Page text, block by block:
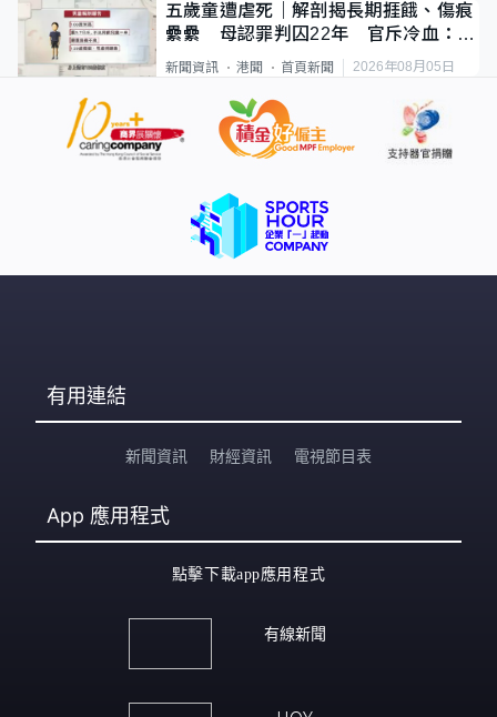
五歲童遭虐死｜解剖揭長期捱餓、傷痕
纍纍 母認罪判囚22年 官斥冷血：同
類案最惡劣
新聞資訊 港聞 首頁新聞 2026年08月05日
有用連結
新聞資訊 財經資訊 電視節目表
App 應用程式
點擊下載app應用程式
有線新聞